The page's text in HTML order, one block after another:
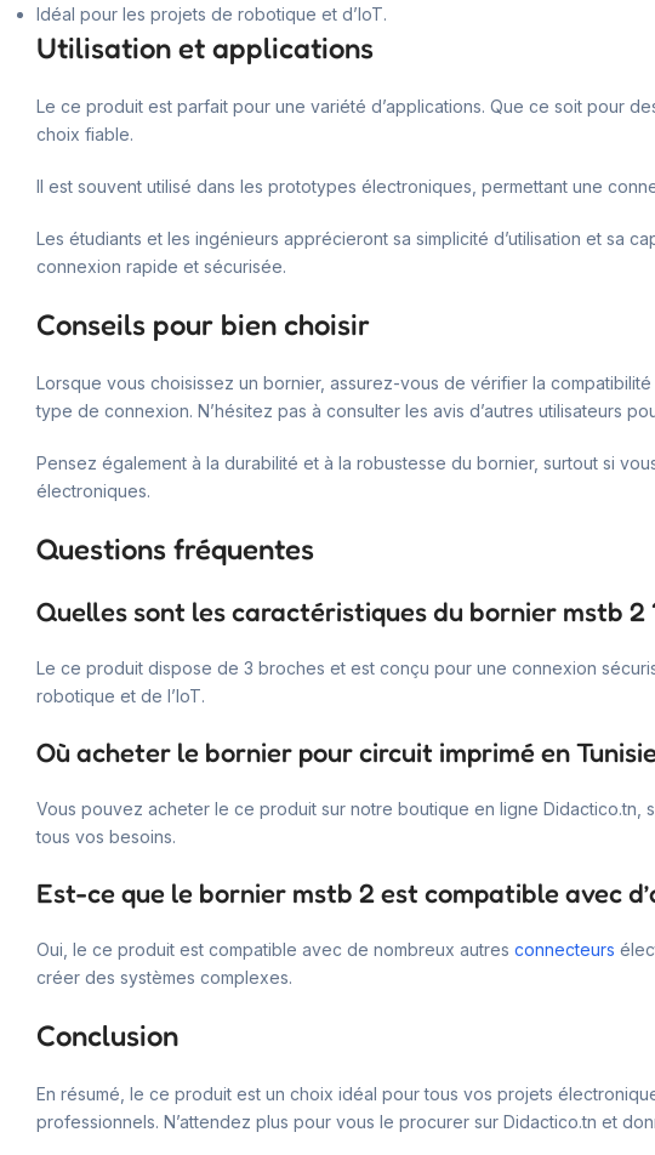
Idéal pour les projets de robotique et d’IoT.
Utilisation et applications
Le ce produit est parfait pour une variété d’applications. Que ce soit pour
choix fiable.
Il est souvent utilisé dans les prototypes électroniques, permettant une
Les étudiants et les ingénieurs apprécieront sa simplicité d’utilisation et sa
connexion rapide et sécurisée.
Conseils pour bien choisir
Lorsque vous choisissez un bornier, assurez-vous de vérifier la
type de connexion. N’hésitez pas à consulter les avis d’autres utilisateurs
Pensez également à la durabilité et à la robustesse du bornier, surtout si
électroniques.
Questions fréquentes
Quelles sont les caractéristiques du bornier mstb 2
Le ce produit dispose de 3 broches et est conçu pour une connexion
robotique et de l’IoT.
Où acheter le bornier pour circuit imprimé en
Vous pouvez acheter le ce produit sur notre boutique en ligne
tous vos besoins.
Est-ce que le bornier mstb 2 est compatible avec
Oui, le ce produit est compatible avec de nombreux autres connecteurs
créer des systèmes complexes.
Conclusion
En résumé, le ce produit est un choix idéal pour tous vos projets
professionnels. N’attendez plus pour vous le procurer sur Didactico.tn et